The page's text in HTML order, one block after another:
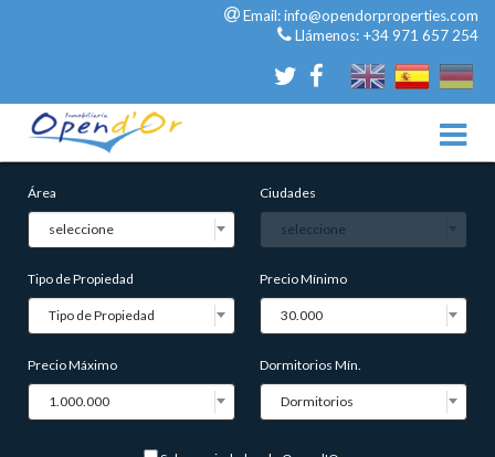
Email:info@opendorproperties.com
Llámenos: +34 971 657 254
Área
seleccione
Ciudades
seleccione
Tipo de Propiedad
Tipo de Propiedad
Precio Mínimo
30.000
Precio Máximo
1.000.000
Dormitorios Mín.
Dormitorios